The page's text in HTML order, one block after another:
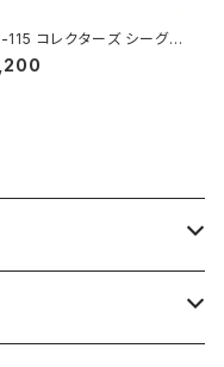
115 コレクターズ シーグラ
黄色)